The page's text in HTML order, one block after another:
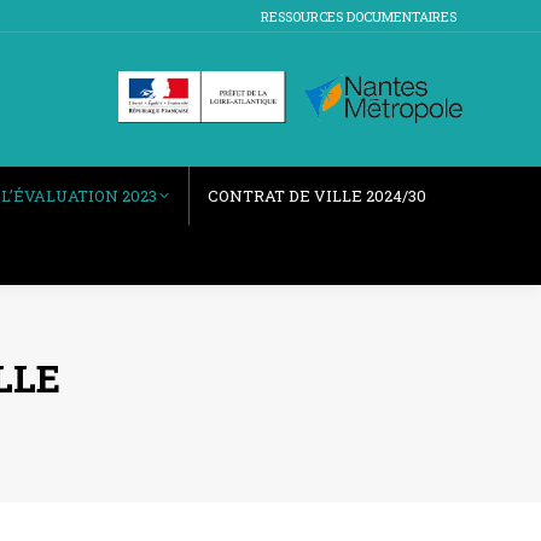
RESSOURCES DOCUMENTAIRES
L’ÉVALUATION 2023 CONTRAT DE VILLE 2024/30